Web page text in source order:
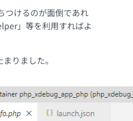
つけるのが面倒であれ
」等を利用すればよ
りました。